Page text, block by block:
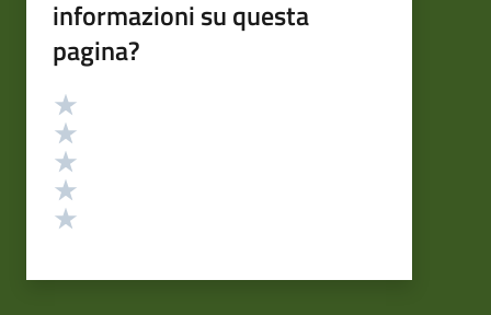
informazioni su questa
pagina?
Valutazione